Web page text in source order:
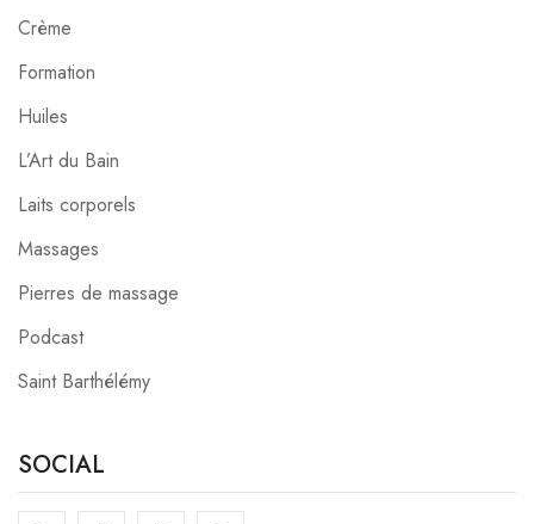
Crème
Formation
Huiles
L’Art du Bain
Laits corporels
Massages
Pierres de massage
Podcast
Saint Barthélémy
SOCIAL